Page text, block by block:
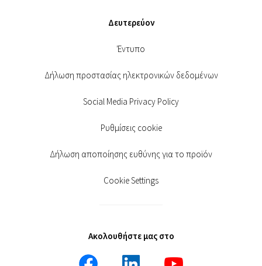
Δευτερεύον
Έντυπο
Δήλωση προστασίας ηλεκτρονικών δεδομένων
Social Media Privacy Policy
Ρυθμίσεις cookie
Δήλωση αποποίησης ευθύνης για το προϊόν
Cookie Settings
Ακολουθήστε μας στο